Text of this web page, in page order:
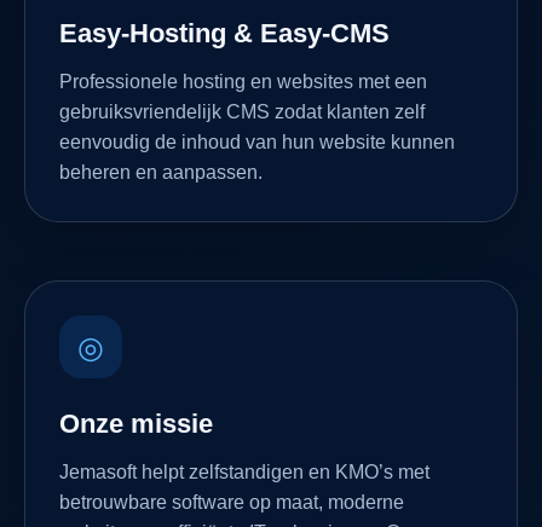
Easy-Hosting & Easy-CMS
gebruiksvriendelijk CMS zodat klanten zelf
eenvoudig de inhoud van hun website kunnen
beheren en aanpassen.
◎
Onze missie
betrouwbare software op maat, moderne
websites en efficiënte IT-oplossingen. Onze